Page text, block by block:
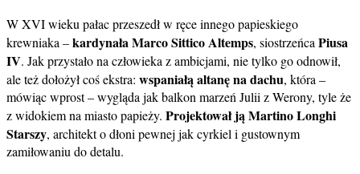
W XVI wieku pałac przeszedł w ręce innego papieskiego
krewniaka –kardynała Marco Sittico Altemps, siostrzeńcaPiusa
IV. Jak przystało na człowieka z ambicjami, nie tylko go odnowił,
ale też dołożył coś ekstra: wspaniałą altanę na dachu, która –
mówiąc wprost – wygląda jak balkon marzeń Julii z Werony, tyle że
z widokiem na miasto papieży. Projektował ją Martino Longhi
Starszy, architekt o dłoni pewnej jak cyrkiel i gustownym
zamiłowaniu do detalu.